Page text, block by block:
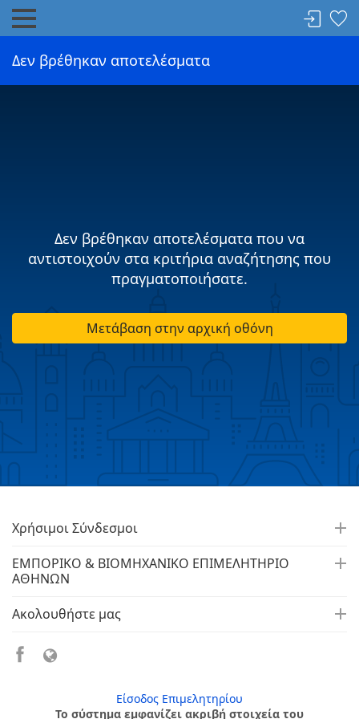
Δεν βρέθηκαν αποτελέσματα
Δεν βρέθηκαν αποτελέσματα που να
αντιστοιχούν στα κριτήρια αναζήτησης που
πραγματοποιήσατε.
Μετάβαση στην αρχική οθόνη
Χρήσιμοι Σύνδεσμοι
ΕΜΠΟΡΙΚΟ & ΒΙΟΜΗΧΑΝΙΚΟ ΕΠΙΜΕΛΗΤΗΡΙΟ
ΑΘΗΝΩΝ
Ακολουθήστε μας
Είσοδος Επιμελητηρίου
Το σύστημα εμφανίζει ακριβή στοιχεία του